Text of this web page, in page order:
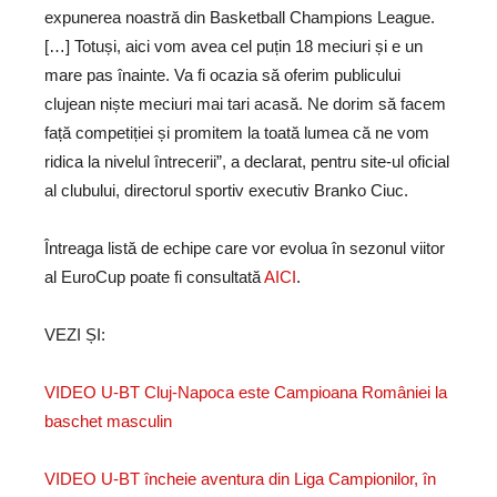
expunerea noastră din Basketball Champions League.
[…] Totuși, aici vom avea cel puțin 18 meciuri și e un
mare pas înainte. Va fi ocazia să oferim publicului
clujean niște meciuri mai tari acasă. Ne dorim să facem
față competiției și promitem la toată lumea că ne vom
ridica la nivelul întrecerii”, a declarat, pentru site-ul oficial
al clubului, directorul sportiv executiv Branko Ciuc.
Întreaga listă de echipe care vor evolua în sezonul viitor
al EuroCup poate fi consultatăAICI.
VEZI ȘI:
VIDEO U-BT Cluj-Napoca este Campioana României la
baschet masculin
VIDEO U-BT încheie aventura din Liga Campionilor, în